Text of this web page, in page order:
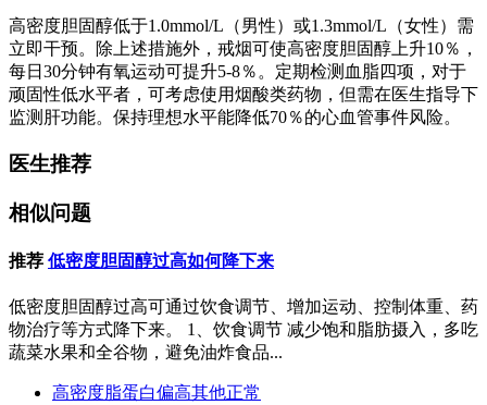
高密度胆固醇低于1.0mmol/L（男性）或1.3mmol/L（女性）需
立即干预。除上述措施外，戒烟可使高密度胆固醇上升10％，
每日30分钟有氧运动可提升5-8％。定期检测血脂四项，对于
顽固性低水平者，可考虑使用烟酸类药物，但需在医生指导下
监测肝功能。保持理想水平能降低70％的心血管事件风险。
医生推荐
相似问题
推荐 低密度胆固醇过高如何降下来
低密度胆固醇过高可通过饮食调节、增加运动、控制体重、药
物治疗等方式降下来。 1、饮食调节 减少饱和脂肪摄入，多吃
蔬菜水果和全谷物，避免油炸食品...
高密度脂蛋白偏高其他正常